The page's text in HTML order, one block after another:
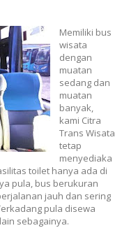
Memiliki bus
wisata
dengan
muatan
sedang dan
muatan
banyak,
kami Citra
Trans Wisata
tetap
menyediaka
toilet hanya ada di
pula, bus berukuran
jauh dan sering
pula disewa
sebagainya.